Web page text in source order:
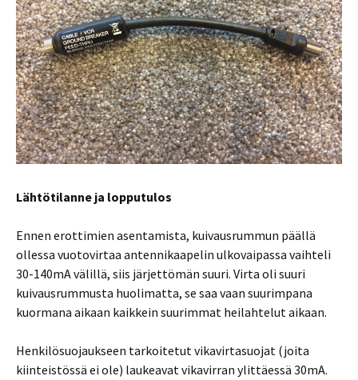
Lähtötilanne ja lopputulos
Ennen erottimien asentamista, kuivausrummun päällä
ollessa vuotovirtaa antennikaapelin ulkovaipassa vaihteli
30-140mA välillä, siis järjettömän suuri. Virta oli suuri
kuivausrummusta huolimatta, se saa vaan suurimpana
kuormana aikaan kaikkein suurimmat heilahtelut aikaan.
Henkilösuojaukseen tarkoitetut vikavirtasuojat (joita
kiinteistössä ei ole) laukeavat vikavirran ylittäessä 30mA.